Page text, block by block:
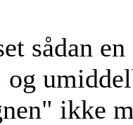
sådan
og
ikke